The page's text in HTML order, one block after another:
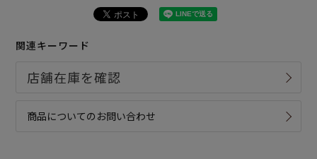
関連キーワード
商品についてのお問い合わせ